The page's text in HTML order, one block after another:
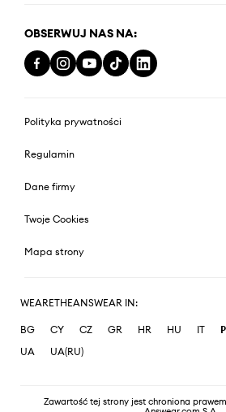
OBSERWUJ NAS NA:
Polityka prywatności
Regulamin
Dane firmy
Twoje Cookies
Mapa strony
WEARETHEANSWEAR IN:
BG CY CZ GR HR HU IT
UA
UA(RU)
Zawartość tej strony jest chroniona